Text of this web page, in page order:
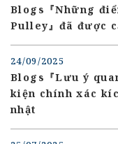
Blogs『Những
Pulley』đã được
24/09/2025
Blogs『Lưu ý
kiện chính xác
nhật